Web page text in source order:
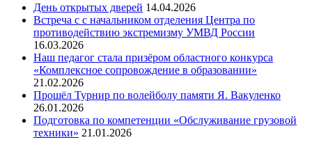
День открытых дверей 14.04.2026
Встреча с с начальником отделения Центра по
противодействию экстремизму УМВД России
16.03.2026
Наш педагог стала призёром областного конкурса
«Комплексное сопровождение в образовании»
21.02.2026
Прошёл Турнир по волейболу памяти Я. Вакуленко
26.01.2026
Подготовка по компетенции «Обслуживание грузовой
техники» 21.01.2026